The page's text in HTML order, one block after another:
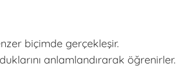
biçimde gerçekleşir.
anlamlandırarak öğrenirler.